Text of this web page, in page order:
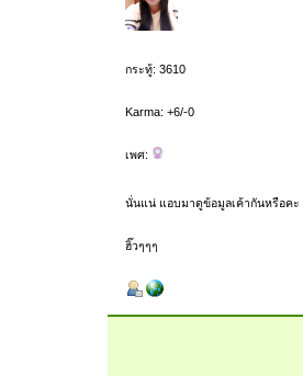
กระทู้: 3610
Karma: +6/-0
เพศ:
นั่นแน่ แอบมาดูข้อมูลเค้ากันหรือคะ
ฮิ๊วๆๆๆ